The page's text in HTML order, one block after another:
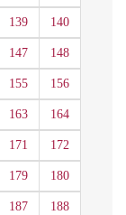
139 140
147 148
155 156
163 164
171 172
179 180
187 188